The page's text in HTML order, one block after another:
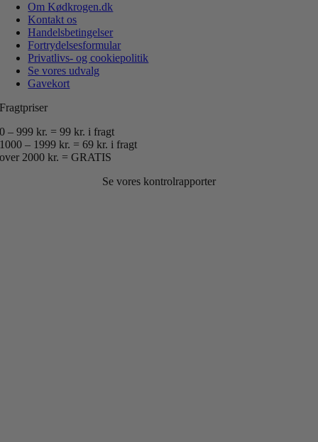
Om Kødkrogen.dk
Kontakt os
Handelsbetingelser
Fortrydelsesformular
Privatlivs- og cookiepolitik
Se vores udvalg
Gavekort
Fragtpriser
0 – 999 kr. = 99 kr. i fragt
1000 – 1999 kr. = 69 kr. i fragt
over 2000 kr. = GRATIS
Se vores kontrolrapporter